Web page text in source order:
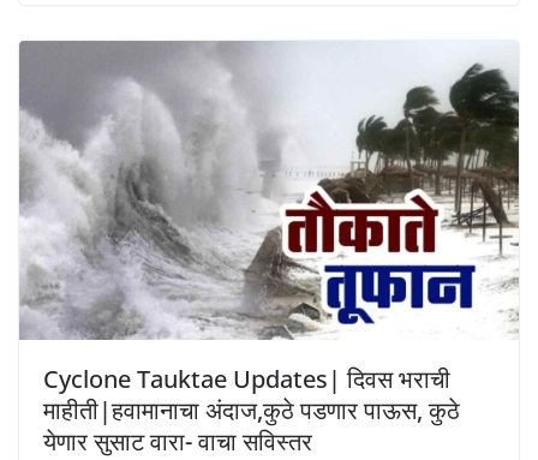
Cyclone Tauktae Updates| दिवस भराची
माहीती|हवामानाचा अंदाज,कुठे पडणार पाऊस, कुठे
येणार सुसाट वारा- वाचा सविस्तर